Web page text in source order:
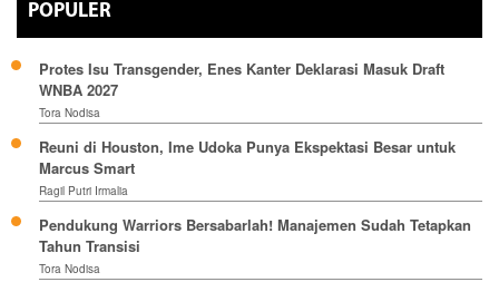
POPULER
Protes Isu Transgender, Enes Kanter Deklarasi Masuk Draft
WNBA 2027
Tora Nodisa
Reuni di Houston, Ime Udoka Punya Ekspektasi Besar untuk
Marcus Smart
Ragil Putri Irmalia
Pendukung Warriors Bersabarlah! Manajemen Sudah Tetapkan
Tahun Transisi
Tora Nodisa